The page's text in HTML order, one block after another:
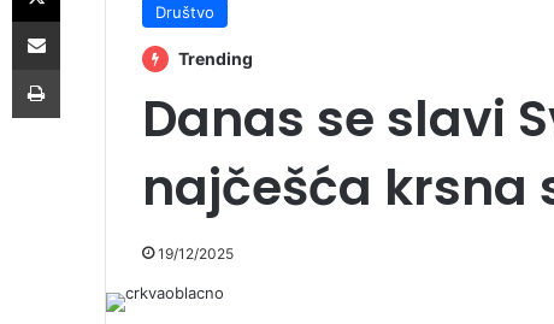
Društvo
Trending
Danas se slavi
najčešća krsna
19/12/2025
Share via Email